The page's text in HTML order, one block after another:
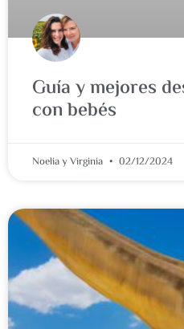
Guía y mejores
con bebés
Noelia y Virginia 02/12/2024